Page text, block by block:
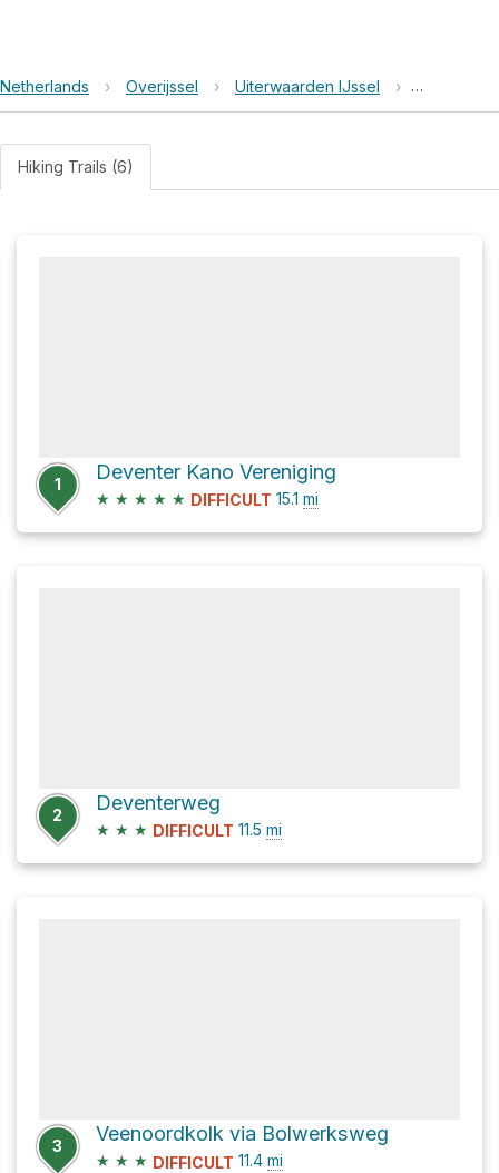
Netherlands › Overijssel › Uiterwaarden IJssel ›
Hiking Trails (6)
1
Deventer Kano Vereniging
★ ★ ★ ★ ★ DIFFICULT 15.1 mi
2
Deventerweg
★ ★ ★ DIFFICULT 11.5 mi
3
Veenoordkolk via Bolwerksweg
★ ★ ★ DIFFICULT 11.4 mi